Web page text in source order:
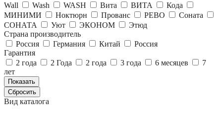
Wall
Wash WASH Вита ВИТА
Кода
МИНИМИ
Ноктюрн Прованс РЕВО
Соната
СОНАТА
Уют ЭКОНОМ
Этюд
Страна производитель
Россия
Германия Китай
Россия
Гарантия
2 года
2 Года 2 года 3 года 6 месяцев
7
лет
Вид каталога